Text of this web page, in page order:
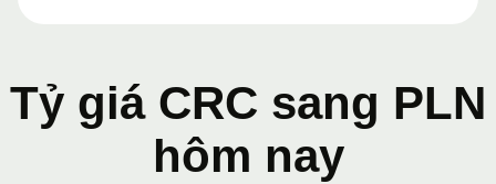
Tỷ giá CRC sang PLN
hôm nay